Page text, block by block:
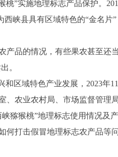
”实施地理标志产品保护。
西峡县具有区域特色的“金名片
产品的情况，有些果农甚至还
。
和区域特色产业发展，2023年
、农业农村局、市场监督管理
猕猴桃”地理标志使用情况及
何打击假冒地理标志农产品等